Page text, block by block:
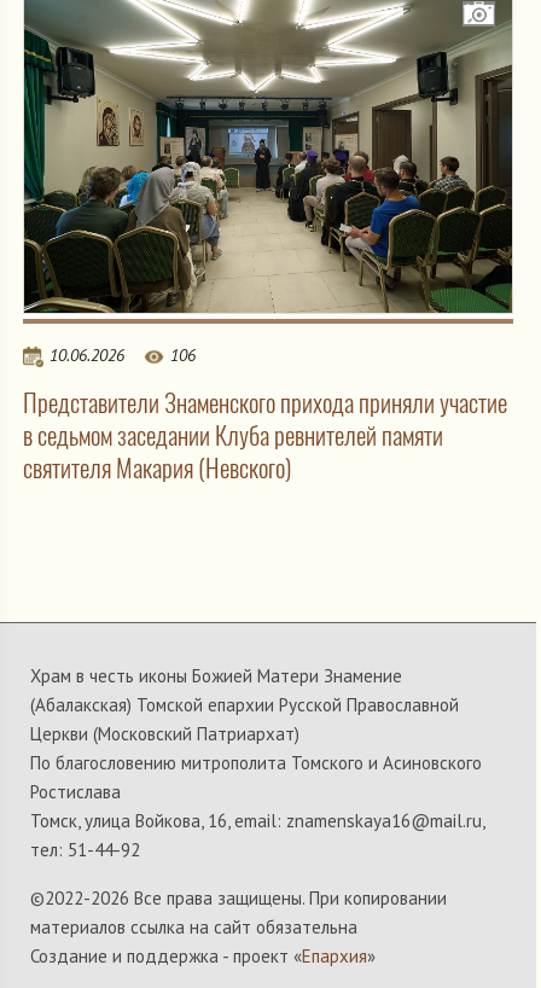
10.06.2026 106
Представители Знаменского прихода приняли участие
в седьмом заседании Клуба ревнителей памяти
святителя Макария (Невского)
Храм в честь иконы Божией Матери Знамение
(Абалакская) Томской епархии Русской Православной
Церкви (Московский Патриархат)
По благословению митрополита Томского и Асиновского
Ростислава
Томск, улица Войкова, 16, email: znamenskaya16@mail.ru,
тел: 51-44-92
©2022-2026 Все права защищены. При копировании
материалов ссылка на сайт обязательна
Создание и поддержка - проект «Епархия»